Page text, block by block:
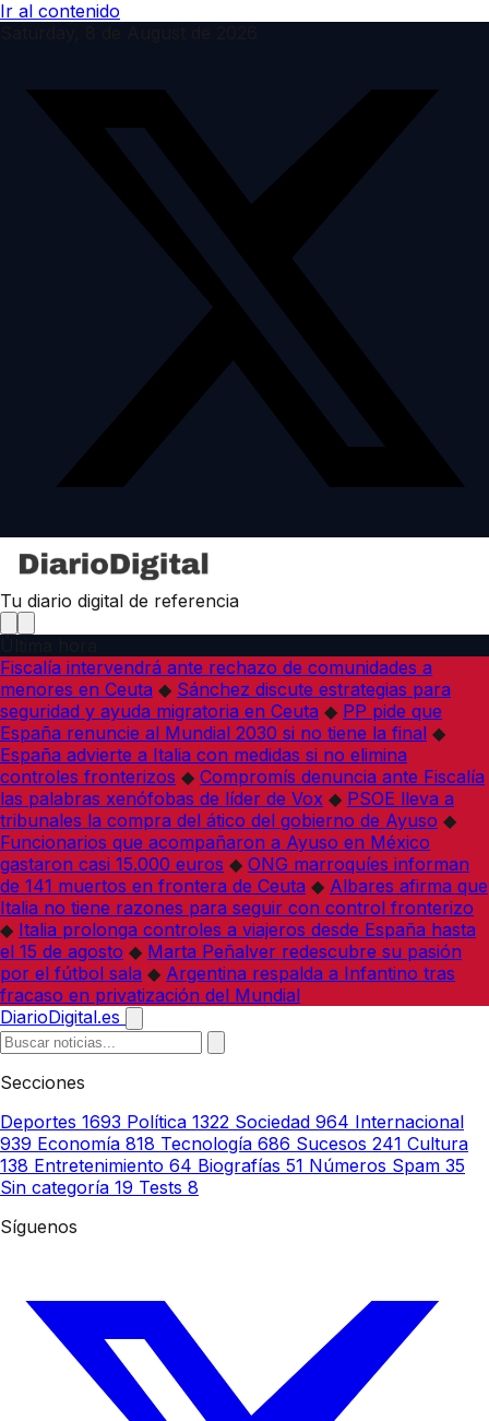
Ir al contenido
Tu diario digital de referencia
Fiscalía intervendrá ante rechazo de comunidades a
menores en Ceuta ◆ Sánchez discute estrategias para
seguridad y ayuda migratoria en Ceuta ◆ PP pide que
España renuncie al Mundial 2030 si no tiene la final ◆
España advierte a Italia con medidas si no elimina
controles fronterizos ◆ Compromís denuncia ante Fiscalía
las palabras xenófobas de líder de Vox ◆ PSOE lleva a
tribunales la compra del ático del gobierno de Ayuso ◆
Funcionarios que acompañaron a Ayuso en México
gastaron casi 15.000 euros ◆ ONG marroquíes informan
de 141 muertos en frontera de Ceuta ◆ Albares afirma que
Italia no tiene razones para seguir con control fronterizo
◆ Italia prolonga controles a viajeros desde España hasta
el 15 de agosto ◆ Marta Peñalver redescubre su pasión
por el fútbol sala ◆ Argentina respalda a Infantino tras
fracaso en privatización del Mundial
DiarioDigital.es
Secciones
Deportes 1693 Política 1322 Sociedad 964 Internacional
939 Economía 818 Tecnología 686 Sucesos 241 Cultura
138 Entretenimiento 64 Biografías 51 Números Spam 35
Sin categoría 19 Tests 8
Síguenos